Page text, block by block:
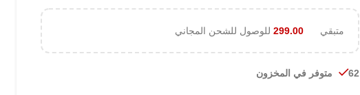
متبقي 299.00 للوصول للشحن المجاني
62 متوفر في المخزون